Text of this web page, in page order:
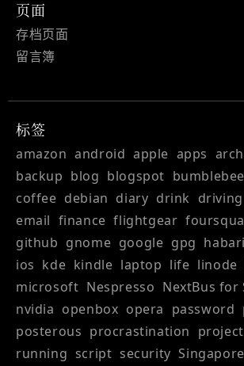
页面
存档页面
留言簿
标签
amazon android apple apps
backup blog blogspot bumblebee
coffee debian diary drink driving
email finance flightgear
github gnome google gpg habari
ios kde kindle laptop life linode
microsoft Nespresso NextBus for
nvidia openbox opera password
posterous procrastination project
running script security Singapore